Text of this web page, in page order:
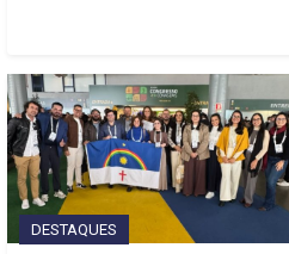
DESTAQUES